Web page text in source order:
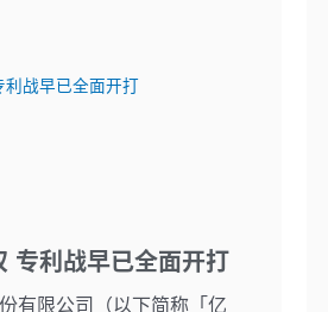
专利战早已全面开打
有限公司（以下简称「亿